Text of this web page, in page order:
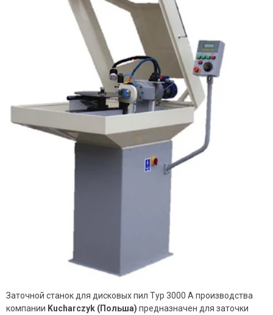
Заточной станок для дисковых пил Typ 3000 A производства
компании Kucharczyk (Польша) предназначен для заточки